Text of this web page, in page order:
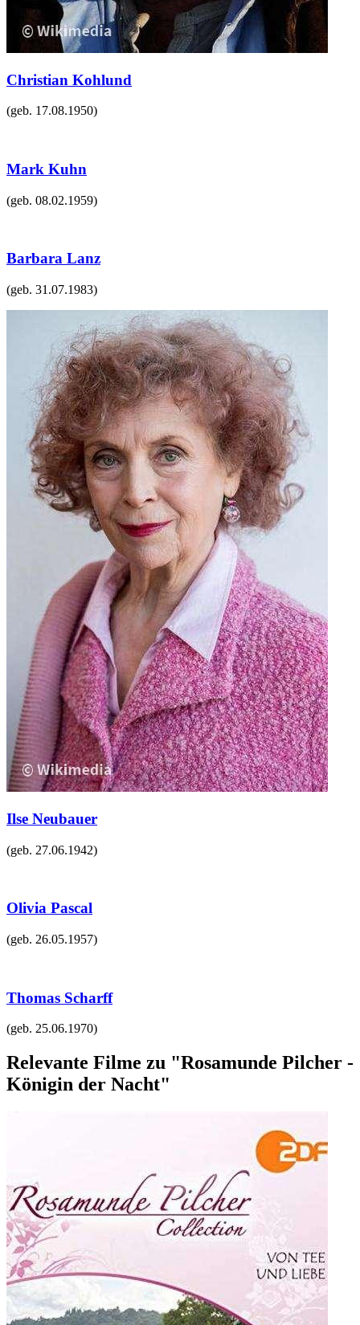
Christian Kohlund
(geb. 17.08.1950)
Mark Kuhn
(geb. 08.02.1959)
Barbara Lanz
(geb. 31.07.1983)
Ilse Neubauer
(geb. 27.06.1942)
Olivia Pascal
(geb. 26.05.1957)
Thomas Scharff
(geb. 25.06.1970)
Relevante Filme zu "Rosamunde Pilcher -
Königin der Nacht"